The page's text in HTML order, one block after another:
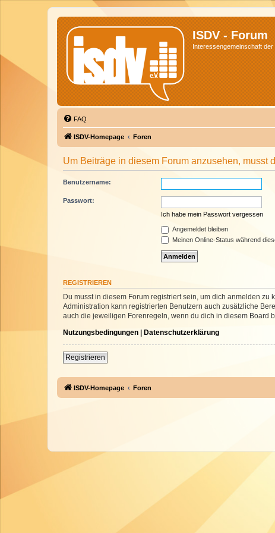
ISDV - Forum
Interessengemeinschaft
FAQ
ISDV-Homepage Foren
Um Beiträge in diesem Forum anzusehen, musst
Benutzername:
Passwort:
Ich habe mein Passwort vergessen
Angemeldet bleiben
Meinen Online-Status während
REGISTRIEREN
Du musst in diesem Forum registriert sein, um dich anmelden
Administration kann registrierten Benutzern auch zusätzliche
auch die jeweiligen Forenregeln, wenn du dich in diesem Board
Nutzungsbedingungen | Datenschutzerklärung
Registrieren
ISDV-Homepage Foren